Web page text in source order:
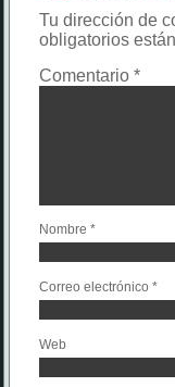
Tu dirección de
obligatorios
Comentario *
Nombre *
Correo electrónico *
Web